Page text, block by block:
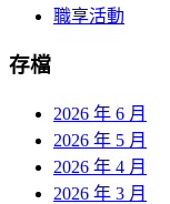
職享活動
存檔
2026 年 6 月
2026 年 5 月
2026 年 4 月
2026 年 3 月